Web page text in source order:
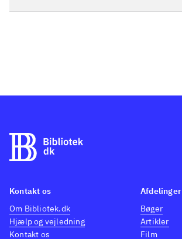
Kontakt os
Om Bibliotek.dk
Hjælp og vejledning
Kontakt os
Afdelinger
Bøger
Artikler
Film